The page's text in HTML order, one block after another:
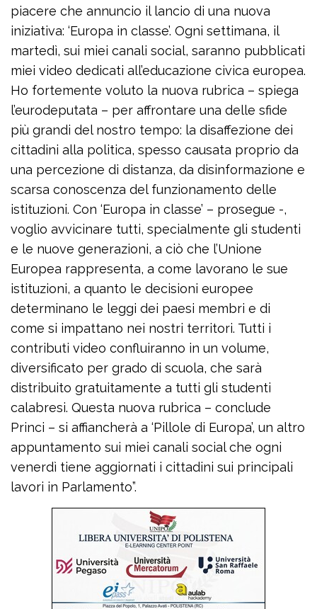
piacere che annuncio il lancio di una nuova
iniziativa: ‘Europa in classe’. Ogni settimana, il
martedì, sui miei canali social, saranno pubblicati
miei video dedicati all’educazione civica europea.
Ho fortemente voluto la nuova rubrica – spiega
l’eurodeputata – per affrontare una delle sfide
più grandi del nostro tempo: la disaffezione dei
cittadini alla politica, spesso causata proprio da
una percezione di distanza, da disinformazione e
scarsa conoscenza del funzionamento delle
istituzioni. Con ‘Europa in classe’ – prosegue -,
voglio avvicinare tutti, specialmente gli studenti
e le nuove generazioni, a ciò che l’Unione
Europea rappresenta, a come lavorano le sue
istituzioni, a quanto le decisioni europee
determinano le leggi dei paesi membri e di
come si impattano nei nostri territori. Tutti i
contributi video confluiranno in un volume,
diversificato per grado di scuola, che sarà
distribuito gratuitamente a tutti gli studenti
calabresi. Questa nuova rubrica – conclude
Princi – si affiancherà a ‘Pillole di Europa’, un altro
appuntamento sui miei canali social che ogni
venerdì tiene aggiornati i cittadini sui principali
lavori in Parlamento”.